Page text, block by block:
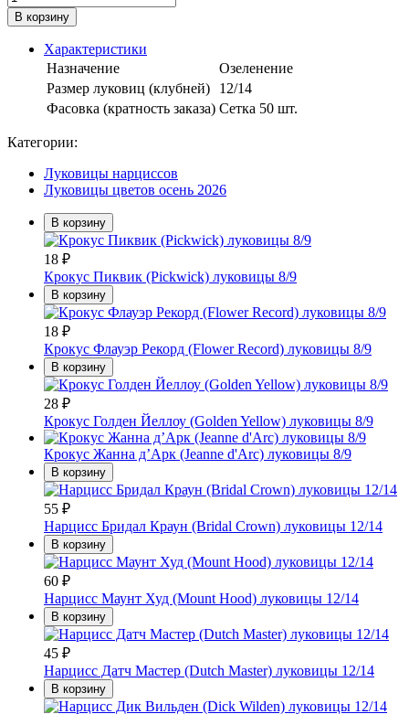
В корзину
Характеристики
Назначение
Озеленение
Размер луковиц (клубней)
12/14
Фасовка (кратность заказа) Сетка 50 шт.
Категории:
Луковицы нарциссов
Луковицы цветов осень 2026
В корзину
18 ₽
Крокус Пиквик (Pickwick) луковицы 8/9
В корзину
18 ₽
Крокус Флауэр Рекорд (Flower Record) луковицы 8/9
В корзину
28 ₽
Крокус Голден Йеллоу (Golden Yellow) луковицы 8/9
Крокус Жанна д’Арк (Jeanne d'Arc) луковицы 8/9
В корзину
55 ₽
Нарцисс Бридал Краун (Bridal Crown) луковицы 12/14
В корзину
60 ₽
Нарцисс Маунт Худ (Mount Hood) луковицы 12/14
В корзину
45 ₽
Нарцисс Датч Мастер (Dutch Master) луковицы 12/14
В корзину